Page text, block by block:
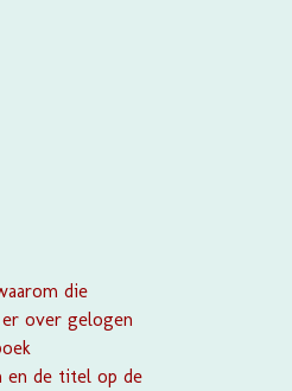
die
over gelogen
en de titel op de